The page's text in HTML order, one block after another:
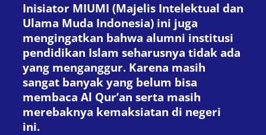
Inisiator MIUMI (Majelis Intelektual dan
Ulama Muda Indonesia) ini juga
mengingatkan bahwa alumni institusi
pendidikan Islam seharusnya tidak ada
yang menganggur. Karena masih
sangat banyak yang belum bisa
membaca Al Qur’an serta masih
merebaknya kemaksiatan di negeri
ini.